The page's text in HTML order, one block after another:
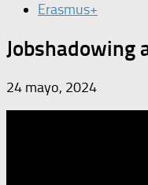
Erasmus+
Jobshadowing
24 mayo, 2024